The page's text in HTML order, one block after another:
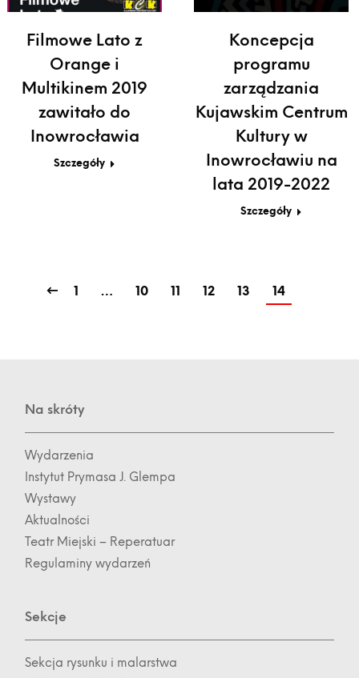
Filmowe Lato z
Orange i
Multikinem 2019
zawitało do
Inowrocławia
Szczegóły
Koncepcja
programu
zarządzania
Kujawskim Centrum
Kultury w
Inowrocławiu na
lata 2019-2022
Szczegóły
1 … 10 11 12 13 14
Na skróty
Wydarzenia
Instytut Prymasa J. Glempa
Wystawy
Aktualności
Teatr Miejski – Reperatuar
Regulaminy wydarzeń
Sekcje
Sekcja rysunku i malarstwa